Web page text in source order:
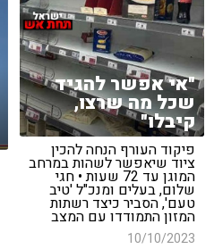
"אי אפשר להגיד
שכל מה שרצו,
קיבלו"
פיקוד העורף הנחה להכין
ציוד שיאפשר לשהות במרחב
המוגן עד 72 שעות • חגי
שלום, בעלים ומנכ"ל 'טיב
טעם', הסביר כיצד רשתות
המזון התמודדו עם המצב
10/10/2023